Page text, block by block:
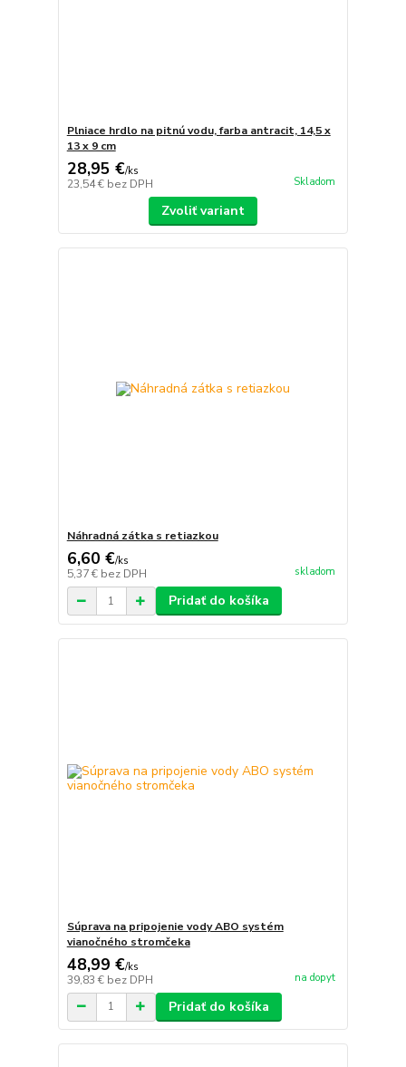
Plniace hrdlo na pitnú vodu, farba antracit, 14,5 x
13 x 9 cm
28,95 €/ks
23,54 € bez DPH Skladom
Zvoliť variant
Náhradná zátka s retiazkou
6,60 €/ks
5,37 € bez DPH skladom
Pridať do košíka
Súprava na pripojenie vody ABO systém
vianočného stromčeka
48,99 €/ks
39,83 € bez DPH na dopyt
Pridať do košíka